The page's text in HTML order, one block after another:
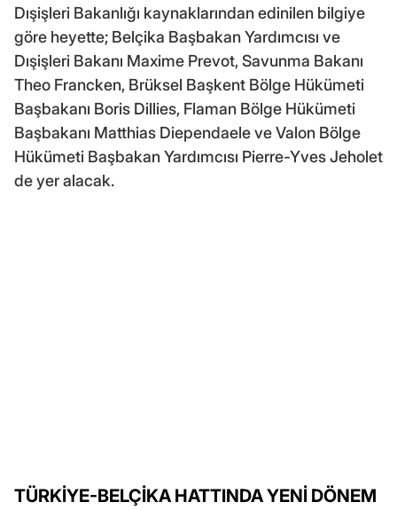
Dışişleri Bakanlığı kaynaklarından edinilen bilgiye
göre heyette; Belçika Başbakan Yardımcısı ve
Dışişleri Bakanı Maxime Prevot, Savunma Bakanı
Theo Francken, Brüksel Başkent Bölge Hükümeti
Başbakanı Boris Dillies, Flaman Bölge Hükümeti
Başbakanı Matthias Diependaele ve Valon Bölge
Hükümeti Başbakan Yardımcısı Pierre-Yves Jeholet
de yer alacak.
TÜRKİYE-BELÇİKA HATTINDA YENİ DÖNEM